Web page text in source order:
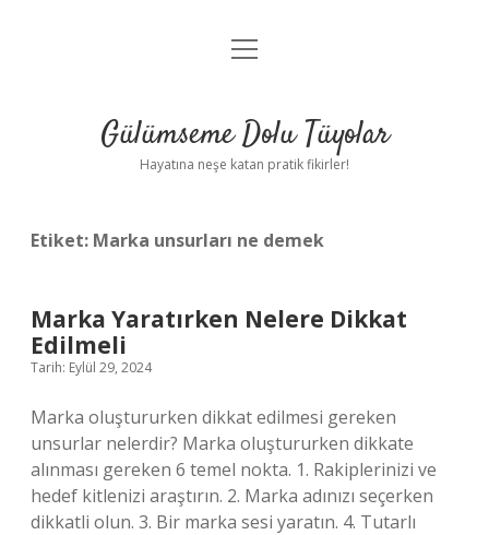
Anasayfa
Yasal Uyarı
menüyü
Gülümseme Dolu Tüyolar
Hayatına neşe katan pratik fikirler!
Etiket: Marka unsurları ne demek
Marka Yaratırken Nelere Dikkat
Edilmeli
Tarih: Eylül 29, 2024
Marka oluştururken dikkat edilmesi gereken
unsurlar nelerdir? Marka oluştururken dikkate
alınması gereken 6 temel nokta. 1. Rakiplerinizi ve
hedef kitlenizi araştırın. 2. Marka adınızı seçerken
dikkatli olun. 3. Bir marka sesi yaratın. 4. Tutarlı